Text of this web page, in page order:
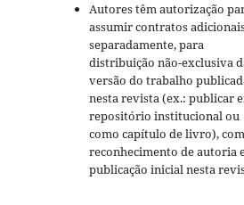
Autores têm autorização
assumir contratos
separadamente, para
distribuição não-exclusiva
versão do trabalho
nesta revista (ex.: publicar
repositório institucional ou
como capítulo de livro), com
reconhecimento de autoria
publicação inicial nesta